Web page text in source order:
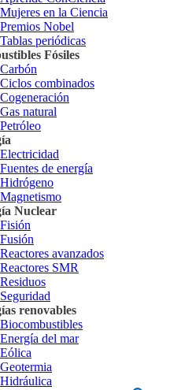
Mujeres en la Ciencia
Premios Nobel
Tablas periódicas
Fósiles
Carbón
Ciclos combinados
Cogeneración
Gas natural
Petróleo
Electricidad
Fuentes de energía
Hidrógeno
Magnetismo
Nuclear
Fisión
Fusión
Reactores avanzados
Reactores SMR
Residuos
Seguridad
renovables
Biocombustibles
Energía del mar
Eólica
Geotermia
Hidráulica